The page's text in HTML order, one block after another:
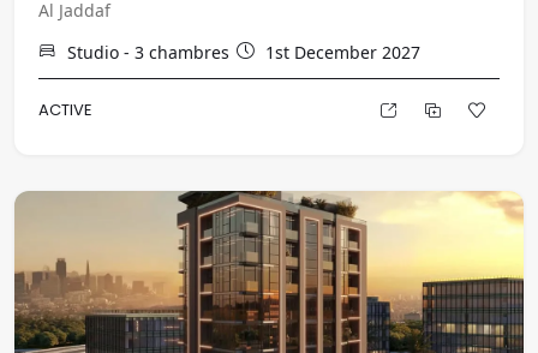
Al Jaddaf
Studio - 3 chambres 1st December 2027
ACTIVE